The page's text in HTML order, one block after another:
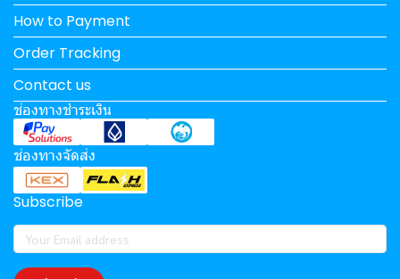
How to Payment
Order Tracking
Contact us
ช่องทางชำระเงิน
ช่องทางจัดส่ง
Subscribe